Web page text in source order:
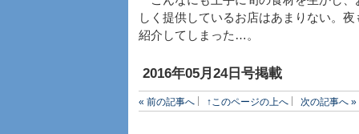
しく提供しているお店はあまりない。
紹介してしまった…。
2016年05月24日号掲載
« 前の記事へ ↑このページの上へ 次の記事へ »